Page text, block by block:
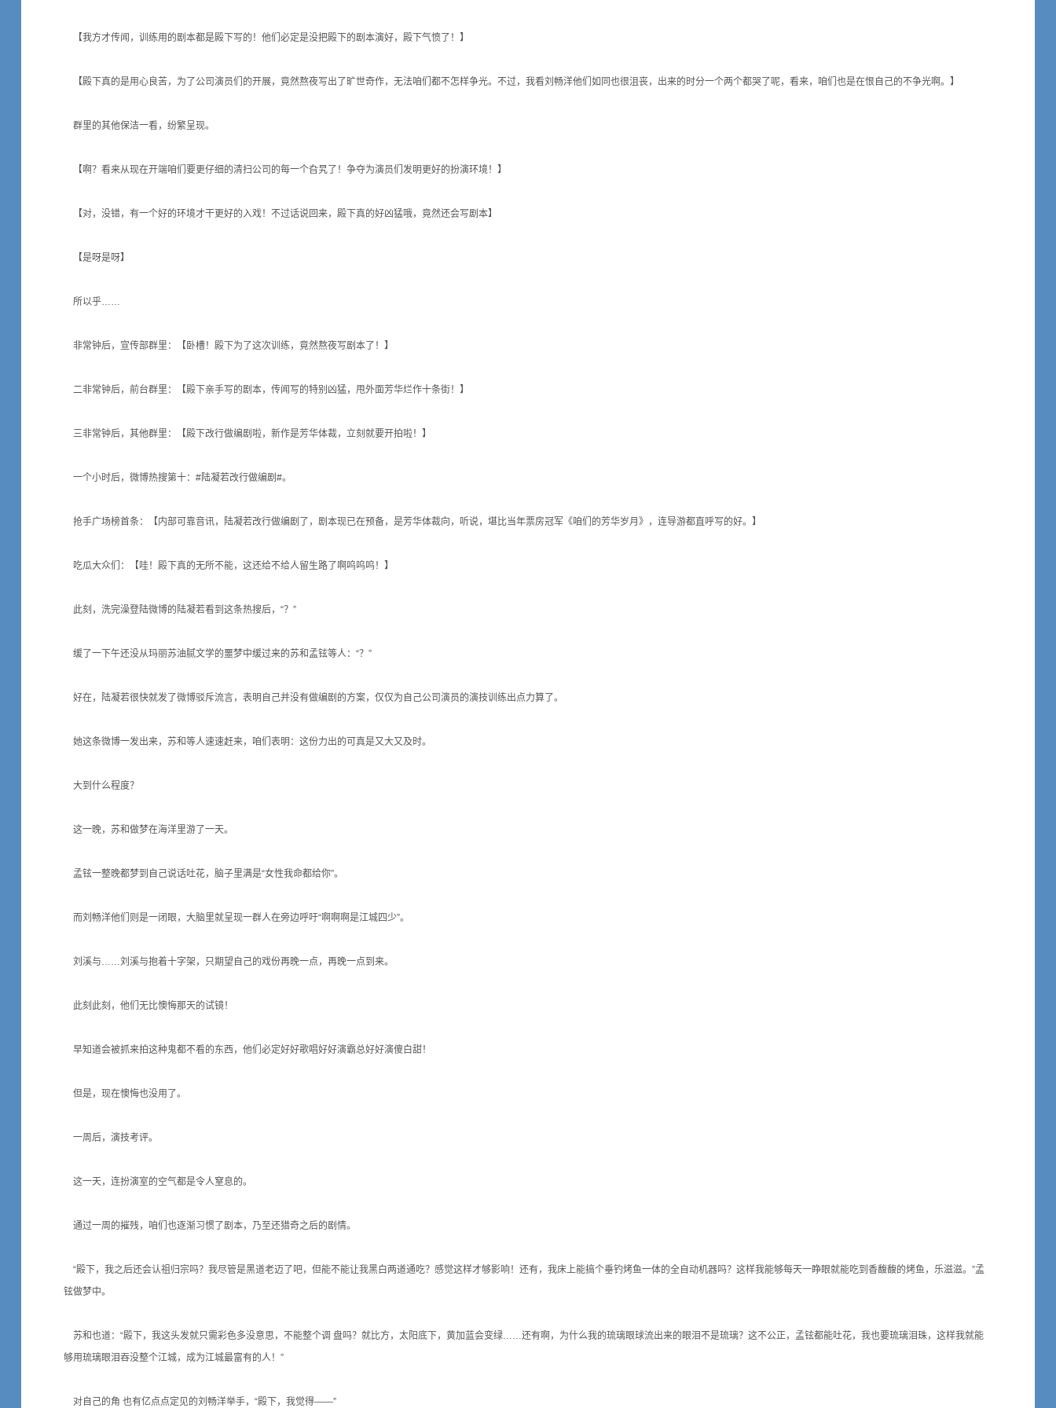
【我方才传闻，训练用的剧本都是殿下写的！他们必定是没把殿下的剧本演好，殿下气愤了！】
【殿下真的是用心良苦，为了公司演员们的开展，竟然熬夜写出了旷世奇作，无法咱们都不怎样争光。不过，我看刘畅洋他们如同也很沮丧，出来的时分一个两个都哭了呢，看来，咱们也是在恨自己的不争光啊。】
群里的其他保洁一看，纷繁呈现。
【啊？看来从现在开端咱们要更仔细的清扫公司的每一个旮旯了！争夺为演员们发明更好的扮演环境！】
【对，没错，有一个好的环境才干更好的入戏！不过话说回来，殿下真的好凶猛哦，竟然还会写剧本】
【是呀是呀】
所以乎……
非常钟后，宣传部群里：【卧槽！殿下为了这次训练，竟然熬夜写剧本了！】
二非常钟后，前台群里：【殿下亲手写的剧本，传闻写的特别凶猛，甩外面芳华烂作十条街！】
三非常钟后，其他群里：【殿下改行做编剧啦，新作是芳华体裁，立刻就要开拍啦！】
一个小时后，微博热搜第十：#陆凝若改行做编剧#。
抢手广场榜首条：【内部可靠音讯，陆凝若改行做编剧了，剧本现已在预备，是芳华体裁向，听说，堪比当年票房冠军《咱们的芳华岁月》，连导游都直呼写的好。】
吃瓜大众们：【哇！殿下真的无所不能，这还给不给人留生路了啊呜呜呜！】
此刻，洗完澡登陆微博的陆凝若看到这条热搜后，“？”
缓了一下午还没从玛丽苏油腻文学的噩梦中缓过来的苏和孟铉等人：“？”
好在，陆凝若很快就发了微博驳斥流言，表明自己并没有做编剧的方案，仅仅为自己公司演员的演技训练出点力算了。
她这条微博一发出来，苏和等人速速赶来，咱们表明：这份力出的可真是又大又及时。
大到什么程度？
这一晚，苏和做梦在海洋里游了一天。
孟铉一整晚都梦到自己说话吐花，脑子里满是“女性我命都给你”。
而刘畅洋他们则是一闭眼，大脑里就呈现一群人在旁边呼吁“啊啊啊是江城四少”。
刘溪与……刘溪与抱着十字架，只期望自己的戏份再晚一点，再晚一点到来。
此刻此刻，他们无比懊悔那天的试镜！
早知道会被抓来拍这种鬼都不看的东西，他们必定好好歌唱好好演霸总好好演傻白甜！
但是，现在懊悔也没用了。
一周后，演技考评。
这一天，连扮演室的空气都是令人窒息的。
通过一周的摧残，咱们也逐渐习惯了剧本，乃至还猎奇之后的剧情。
“殿下，我之后还会认祖归宗吗？我尽管是黑道老迈了吧，但能不能让我黑白两道通吃？感觉这样才够影响！还有，我床上能搞个垂钓烤鱼一体的全自动机器吗？这样我能够每天一睁眼就能吃到香馥馥的烤鱼，乐滋滋。”孟
铉做梦中。
苏和也道：“殿下，我这头发就只需彩色多没意思，不能整个调 盘吗？就比方，太阳底下，黄加蓝会变绿……还有啊，为什么我的琉璃眼球流出来的眼泪不是琉璃？这不公正，孟铉都能吐花，我也要琉璃泪珠，这样我就能
够用琉璃眼泪吞没整个江城，成为江城最富有的人！”
对自己的角 也有亿点点定见的刘畅洋举手，“殿下，我觉得——”